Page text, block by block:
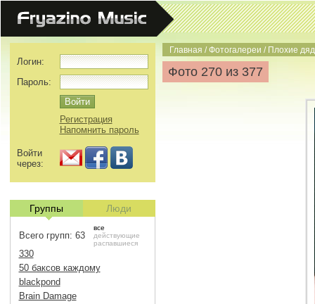
Главная /Фотогалереи / Плохие
Фото 270 из 377
Логин:
Пароль:
Регистрация
Напомнить пароль
Войти
через:
Группы Люди
Всего групп: 63
все
действующие
распавшиеся
330
50 баксов каждому
blackpond
Brain Damage